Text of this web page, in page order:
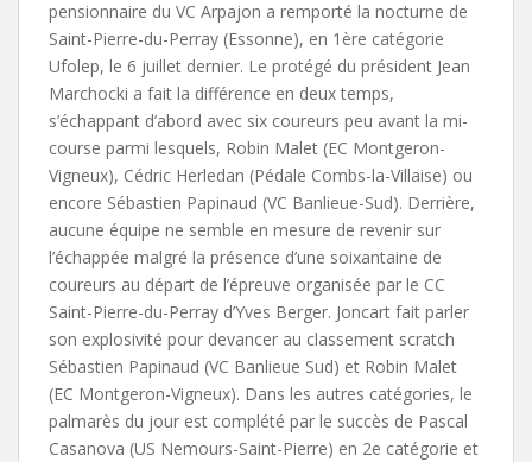
pensionnaire du VC Arpajon a remporté la nocturne de
Saint-Pierre-du-Perray (Essonne), en 1ère catégorie
Ufolep, le 6 juillet dernier. Le protégé du président Jean
Marchocki a fait la différence en deux temps,
s’échappant d’abord avec six coureurs peu avant la mi-
course parmi lesquels, Robin Malet (EC Montgeron-
Vigneux), Cédric Herledan (Pédale Combs-la-Villaise) ou
encore Sébastien Papinaud (VC Banlieue-Sud). Derrière,
aucune équipe ne semble en mesure de revenir sur
l’échappée malgré la présence d’une soixantaine de
coureurs au départ de l’épreuve organisée par le CC
Saint-Pierre-du-Perray d’Yves Berger. Joncart fait parler
son explosivité pour devancer au classement scratch
Sébastien Papinaud (VC Banlieue Sud) et Robin Malet
(EC Montgeron-Vigneux). Dans les autres catégories, le
palmarès du jour est complété par le succès de Pascal
Casanova (US Nemours-Saint-Pierre) en 2e catégorie et